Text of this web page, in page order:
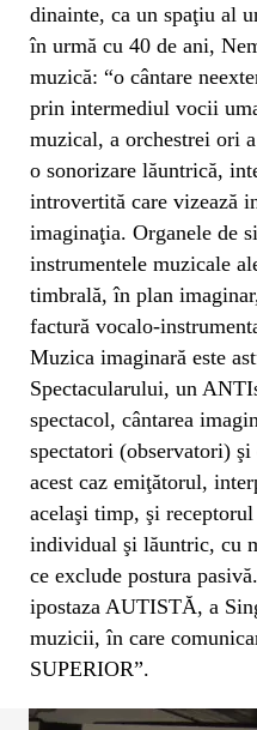
dinainte, ca un spaţiu al
în urmă cu 40 de ani,
muzică: “o cântare
prin intermediul vocii
muzical, a orchestrei ori
o sonorizare lăuntrică,
introvertită care vizează
imaginaţia. Organele de
instrumentele muzicale
timbrală, în plan
factură vocalo-
Muzica imaginară este
Spectacularului, un
spectacol, cântarea
spectatori (observatori)
acest caz emiţătorul,
acelaşi timp, şi
individual şi lăuntric, cu
ce exclude postura
ipostaza AUTISTĂ, a
muzicii, în care
SUPERIOR”.